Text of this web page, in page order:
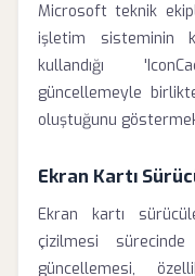
Microsoft teknik
işletim sisteminin
kullandığı
güncellemeyle
oluştuğunu
Ekran Kartı
Ekran kartı
çizilmesi
güncellemesi,